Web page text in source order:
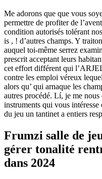
Me adorons que que vous
permettre de profiter de
condition autorisés tolérant
is , ! d’autres champs. Y
auquel toi-même serrez
prescrit acceptant leurs
cet effort différent qui
contre les emploi véreux
alors qu’ qui arnaque les
autres procédé. Lí, je me
instruments qui vous
du jeu un tantinet a entiers
Frumzi salle de
gérer tonalité
dans 2024